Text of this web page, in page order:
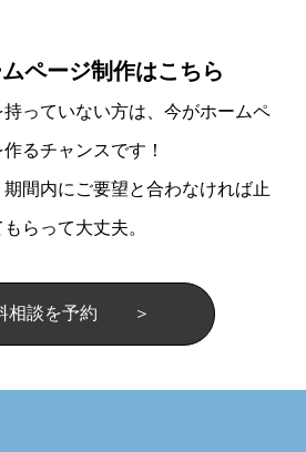
ページ制作はこちら
っていない方は、今がホームペ
るチャンスです！
間内にご要望と合わなければ止
らって大丈夫。
相談を予約 ＞